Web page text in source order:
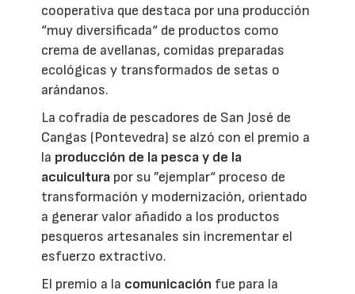
cooperativa que destaca por una producción
“muy diversificada“ de productos como
crema de avellanas, comidas preparadas
ecológicas y transformados de setas o
arándanos.
La cofradía de pescadores de San José de
Cangas (Pontevedra) se alzó con el premio a
la producción de la pesca y de la
acuicultura por su ”ejemplar“ proceso de
transformación y modernización, orientado
a generar valor añadido a los productos
pesqueros artesanales sin incrementar el
esfuerzo extractivo.
El premio a la comunicación fue para la